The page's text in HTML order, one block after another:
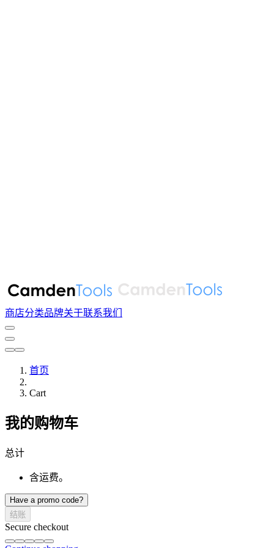
商店分类品牌关于联系我们
首页
Cart
我的购物车
总计
含运费。
Have a promo code?
结账
Secure checkout